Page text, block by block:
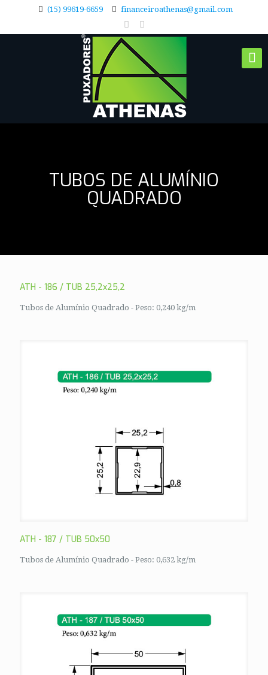
(15) 99619-6659 financeiroathenas@gmail.com
TUBOS DE ALUMÍNIO
QUADRADO
ATH - 186 / TUB 25,2x25,2
Tubos de Alumínio Quadrado - Peso: 0,240 kg/m
ATH - 187 / TUB 50x50
Tubos de Alumínio Quadrado - Peso: 0,632 kg/m